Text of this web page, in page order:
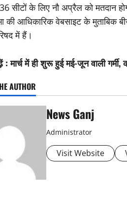
सीटों के लिए नौ अप्रैल को मतदान
की आधिकारिक वेबसाइट के मुताबिक
में हैं।
:मार्च में ही शुरू हुई मई-जून वाली
AUTHOR
News Ganj
Administrator
Visit Website